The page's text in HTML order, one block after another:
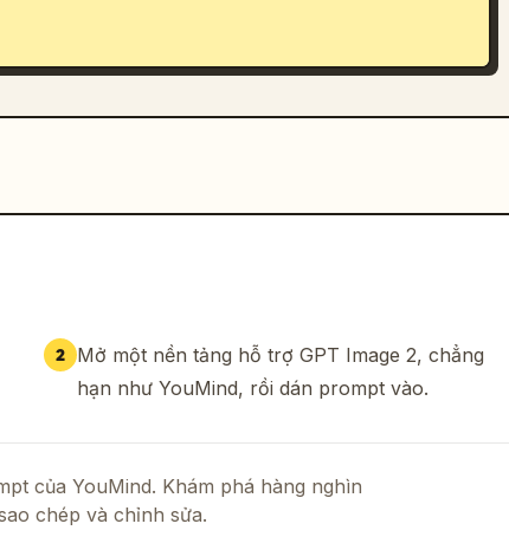
cạnh và những khoảng trống
2 Mở một nền tảng hỗ trợ GPT Image 2, chẳng
hạn như YouMind, rồi dán prompt vào.
của YouMind. Khám phá hàng nghìn
chép và chỉnh sửa.